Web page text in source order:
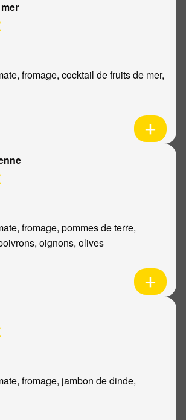
fromage, cocktail de fruits de mer,
fromage, pommes de terre,
oignons, olives
fromage, jambon de dinde,